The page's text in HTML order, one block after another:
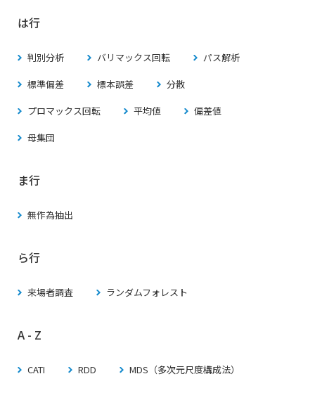
は行
判別分析 バリマックス回転
パス解析
標準偏差
標本誤差
分散
プロマックス回転
平均値
偏差値
母集団
ま行
無作為抽出
ら行
来場者調査 ランダムフォレスト
A - Z
CATI RDD MDS（多次元尺度構成法）